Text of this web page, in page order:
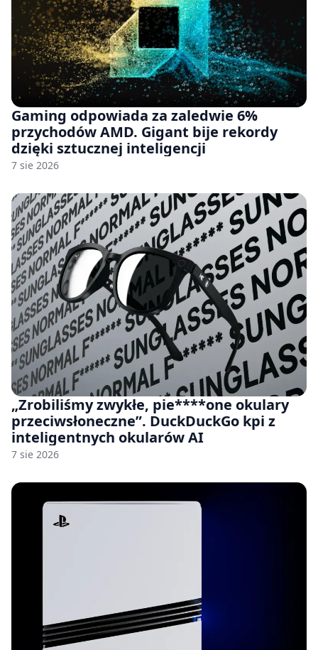
Gaming odpowiada za zaledwie 6%
przychodów AMD. Gigant bije rekordy
dzięki sztucznej inteligencji
7 sie 2026
„Zrobiliśmy zwykłe, pie****one okulary
przeciwsłoneczne”. DuckDuckGo kpi z
inteligentnych okularów AI
7 sie 2026